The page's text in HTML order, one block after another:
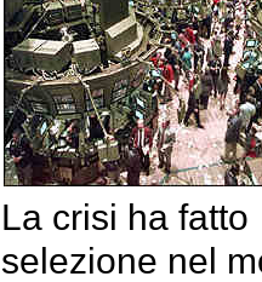
La crisi ha fatto
selezione nel